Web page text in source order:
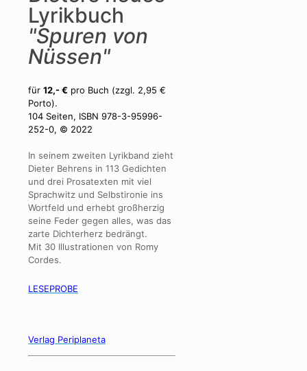
Lyrikbuch
"Spuren von
Nüssen"
für 12,- € pro Buch (zzgl. 2,95 €
Porto).
104 Seiten, ISBN 978-3-95996-
252-0, © 2022
In seinem zweiten Lyrikband zieht
Dieter Behrens in 113 Gedichten
und drei Prosatexten mit viel
Sprachwitz und Selbstironie ins
Wortfeld und erhebt großherzig
seine Feder gegen alles, was das
zarte Dichterherz bedrängt.
Mit 30 Illustrationen von Romy
Cordes.
LESEPROBE
Verlag Periplaneta